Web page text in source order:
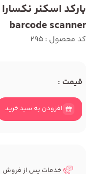
barcode scanner
کد محصول : 295
قیمت :
افزودن به سبد خرید
خدمات پس از فروش